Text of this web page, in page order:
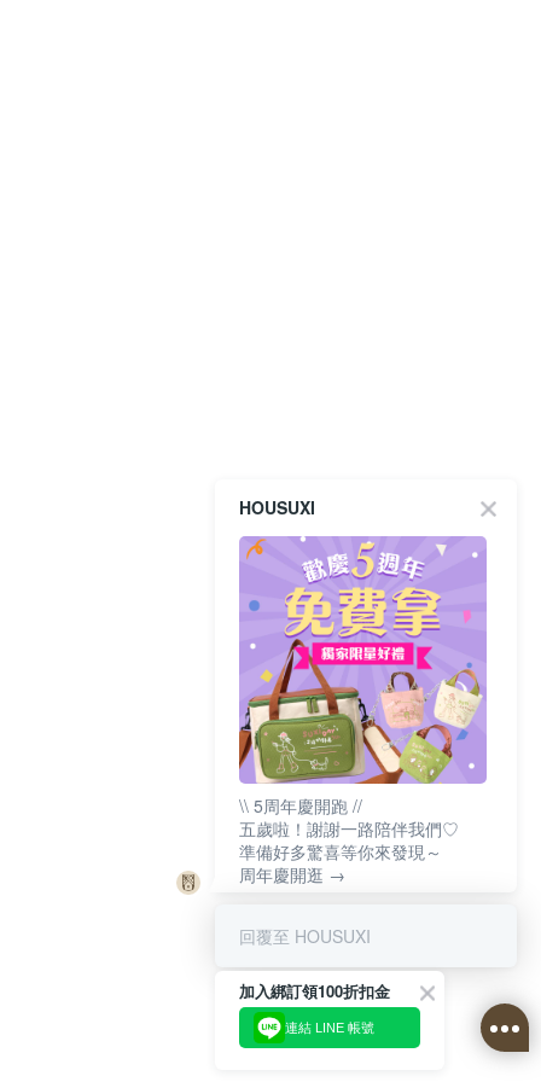
HOUSUXI
\\ 5周年慶開跑 //
五歲啦！謝謝一路陪伴我們♡
準備好多驚喜等你來發現～
周年慶開逛 →
回覆至 HOUSUXI
加入綁訂領100折扣金
連結 LINE 帳號